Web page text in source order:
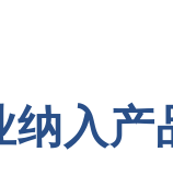
纳入